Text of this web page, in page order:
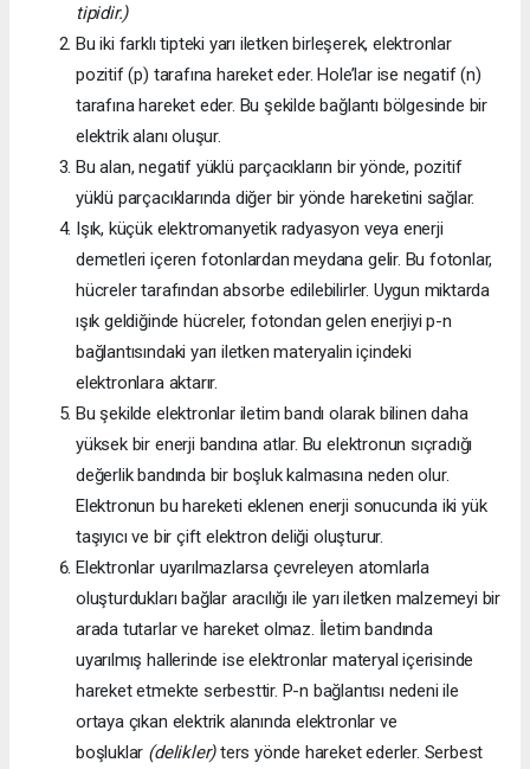
tipidir.)
Bu iki farklı tipteki yarı iletken birleşerek, elektronlar
pozitif (p) tarafına hareket eder. Hole’lar ise negatif (n)
tarafına hareket eder. Bu şekilde bağlantı bölgesinde bir
elektrik alanı oluşur.
Bu alan, negatif yüklü parçacıkların bir yönde, pozitif
yüklü parçacıklarında diğer bir yönde hareketini sağlar.
Işık, küçük elektromanyetik radyasyon veya enerji
demetleri içeren fotonlardan meydana gelir. Bu fotonlar,
hücreler tarafından absorbe edilebilirler. Uygun miktarda
ışık geldiğinde hücreler, fotondan gelen enerjiyi p-n
bağlantısındaki yarı iletken materyalin içindeki
elektronlara aktarır.
Bu şekilde elektronlar iletim bandı olarak bilinen daha
yüksek bir enerji bandına atlar. Bu elektronun sıçradığı
değerlik bandında bir boşluk kalmasına neden olur.
Elektronun bu hareketi eklenen enerji sonucunda iki yük
taşıyıcı ve bir çift elektron deliği oluşturur.
Elektronlar uyarılmazlarsa çevreleyen atomlarla
oluşturdukları bağlar aracılığı ile yarı iletken malzemeyi bir
arada tutarlar ve hareket olmaz. İletim bandında
uyarılmış hallerinde ise elektronlar materyal içerisinde
hareket etmekte serbesttir. P-n bağlantısı nedeni ile
ortaya çıkan elektrik alanında elektronlar ve
boşluklar (delikler)ters yönde hareket ederler. Serbest